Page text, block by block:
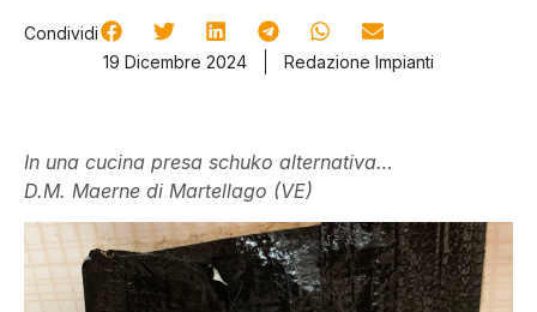
Condividi
19 Dicembre 2024
Redazione Impianti
In una cucina presa schuko alternativa…
D.M. Maerne di Martellago (VE)